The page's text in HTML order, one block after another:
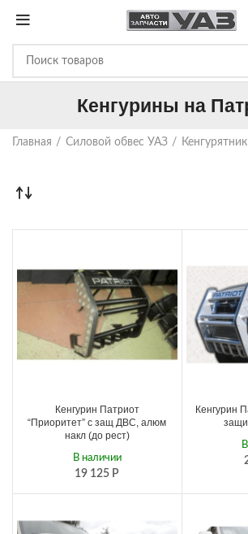
Кенгурины на
Главная Силовой обвес УАЗ
Кенгурин Патриот
“Приоритет” с защ ДВС, алюм
накл (до рест)
19 125 Р
В наличии
Кенгурин